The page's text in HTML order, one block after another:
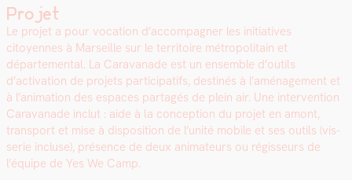
Projet
Le pro­jet a pour voca­tion d’accompagner les ini­tia­tives
citoyennes à Mar­seille sur le ter­ri­toire métropolitain et
départemental. La Car­a­vanade est un ensem­ble d’outils
d’activation de pro­jets par­tic­i­pat­ifs, des­tinés à l’aménagement et
à l’animation des espaces partagés de plein air. Une inter­ven­tion
Car­a­vanade inclut : aide à la con­cep­tion du pro­jet en amont,
trans­port et mise à dis­po­si­tion de l’unité mobile et ses out­ils (vis­
serie incluse), présence de deux ani­ma­teurs ou régis­seurs de
l’équipe de Yes We Camp.